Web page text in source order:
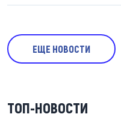
ЕЩЕ НОВОСТИ
ТОП-НОВОСТИ